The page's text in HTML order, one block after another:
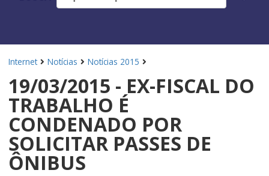
Internet Notícias Notícias 2015
19/03/2015 - EX-FISCAL DO
TRABALHO É
CONDENADO POR
SOLICITAR PASSES DE
ÔNIBUS